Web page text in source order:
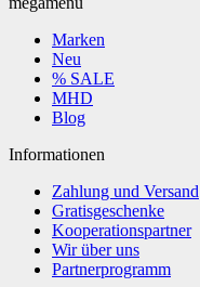
Marken
Neu
% SALE
MHD
Blog
Informationen
Zahlung und Versand
Gratisgeschenke
Kooperationspartner
Wir über uns
Partnerprogramm